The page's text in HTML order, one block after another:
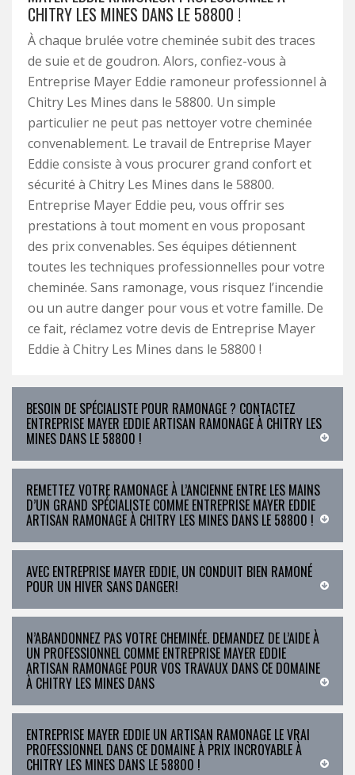
CHITRY LES MINES DANS LE 58800 !
À chaque brulée votre cheminée subit des traces
de suie et de goudron. Alors, confiez-vous à
Entreprise Mayer Eddie ramoneur professionnel à
Chitry Les Mines dans le 58800. Un simple
particulier ne peut pas nettoyer votre cheminée
convenablement. Le travail de Entreprise Mayer
Eddie consiste à vous procurer grand confort et
sécurité à Chitry Les Mines dans le 58800.
Entreprise Mayer Eddie peu, vous offrir ses
prestations à tout moment en vous proposant
des prix convenables. Ses équipes détiennent
toutes les techniques professionnelles pour votre
cheminée. Sans ramonage, vous risquez l’incendie
ou un autre danger pour vous et votre famille. De
ce fait, réclamez votre devis de Entreprise Mayer
Eddie à Chitry Les Mines dans le 58800 !
BESOIN DE SPÉCIALISTE POUR RAMONAGE ? CONTACTEZ
ENTREPRISE MAYER EDDIE ARTISAN RAMONAGE À CHITRY LES
MINES DANS LE 58800 !
REMETTEZ VOTRE RAMONAGE À L’ANCIENNE ENTRE LES MAINS
D’UN GRAND SPÉCIALISTE COMME ENTREPRISE MAYER EDDIE
ARTISAN RAMONAGE À CHITRY LES MINES DANS LE 58800 !
AVEC ENTREPRISE MAYER EDDIE, UN CONDUIT BIEN RAMONÉ
POUR UN HIVER SANS DANGER!
N’ABANDONNEZ PAS VOTRE CHEMINÉE. DEMANDEZ DE L’AIDE À
UN PROFESSIONNEL COMME ENTREPRISE MAYER EDDIE
ARTISAN RAMONAGE POUR VOS TRAVAUX DANS CE DOMAINE
À CHITRY LES MINES DANS
ENTREPRISE MAYER EDDIE UN ARTISAN RAMONAGE LE VRAI
PROFESSIONNEL DANS CE DOMAINE À PRIX INCROYABLE À
CHITRY LES MINES DANS LE 58800 !